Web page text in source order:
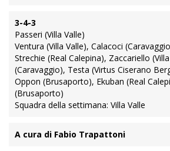
3-4-3
Passeri (Villa Valle)
Ventura (Villa Valle), Calacoci
Strechie (Real Calepina), Zaccariello
(Caravaggio), Testa (Virtus Ciserano
Oppon (Brusaporto), Ekuban (Real
(Brusaporto)
Squadra della settimana: Villa Valle
A cura di Fabio Trapattoni